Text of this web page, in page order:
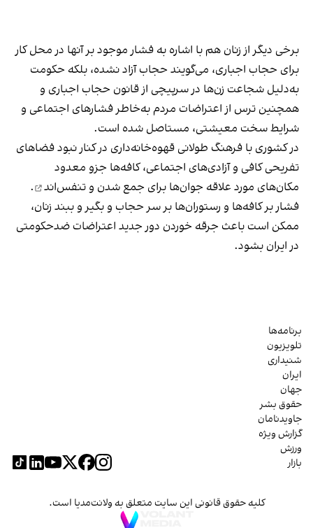
برخی دیگر از زنان هم با اشاره به فشار موجود بر آنها در محل کار
برای حجاب اجباری، می‌گویند حجاب آزاد نشده، بلکه حکومت
به‌دلیل شجاعت زن‌ها در سرپیچی از قانون حجاب اجباری و
همچنین ترس از اعتراضات مردم به‌خاطر فشارهای اجتماعی و
شرایط سخت معیشتی، مستاصل شده است.
در کشوری با فرهنگ طولانی قهوه‌‌خانه‌داری در کنار نبود فضاهای
تفریحی کافی و آزادی‌های اجتماعی، کافه‌ها جزو معدود
مکان‌های مورد علاقه جوان‌ها برای جمع شدن و تنفس‌اند
.
فشار بر کافه‌ها و رستوران‌ها بر سر حجاب و بگیر و ببند زنان،
ممکن است باعث جرقه خوردن دور جدید اعتراضات ضدحکومتی
در ایران بشود.
برنامه‌ها
تلویزیون
شنیداری
ایران
جهان
حقوق بشر
جاویدنامان
گزارش ویژه
ورزش
بازار
کلیه حقوق قانونی این سایت متعلق به ولانت‌مدیا است.